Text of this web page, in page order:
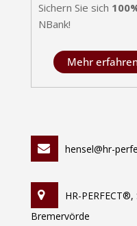
Sichern Sie sich
NBank!
Mehr
hensel@hr-
HR-
Bremervörde